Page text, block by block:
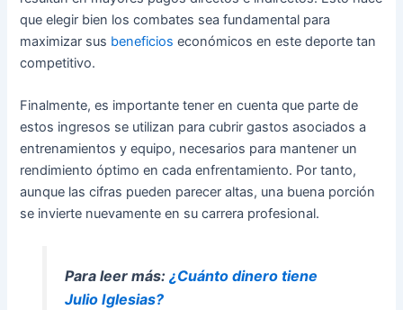
que elegir bien los combates sea fundamental para
maximizar sus beneficios económicos en este deporte tan
competitivo.
Finalmente, es importante tener en cuenta que parte de
estos ingresos se utilizan para cubrir gastos asociados a
entrenamientos y equipo, necesarios para mantener un
rendimiento óptimo en cada enfrentamiento. Por tanto,
aunque las cifras pueden parecer altas, una buena porción
se invierte nuevamente en su carrera profesional.
Para leer más: ¿Cuánto dinero tiene
Julio Iglesias?